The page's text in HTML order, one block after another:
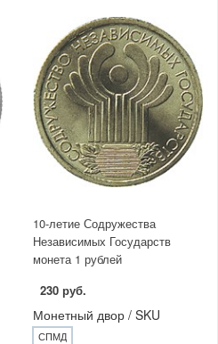
10-летие Содружества
Независимых Государств
монета 1 рублей
230 руб.
Монетный двор / SKU
СПМД